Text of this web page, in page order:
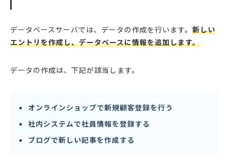
データベースサーバでは、データの作成を行います。 新しい
エントリを作成し、データベースに情報を追加します。
データの作成は、下記が該当します。
オンラインショップで新規顧客登録を行う
社内システムで社員情報を登録する
ブログで新しい記事を作成する